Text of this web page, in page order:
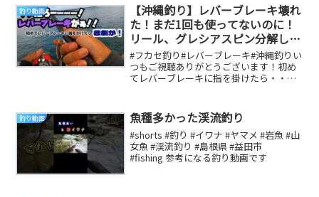
釣り動画
【沖縄釣り】レバーブレーキ壊れ
た！まだ1回も使ってないのに！
リール、グレシアスピン分解して
みた。
#フカセ釣り#レバーブレーキ#沖縄釣りい
つもご視聴ありがとうございます！初め
てレバーブレーキに指を掛けたら・・・
釣り動画 魚種多かった渓流釣り
#shorts #釣り #イワナ #ヤマメ #岩魚 #山
女魚 #渓流釣り #島根県 #益田市
#fishing 参考になる釣り動画です